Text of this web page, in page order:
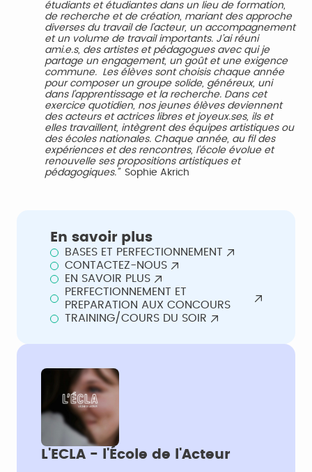
étudiants et étudiantes dans un lieu de formation,
de recherche et de création, mariant des approche
diverses du travail de l’acteur, un accompagnement
et un volume de travail importants. J’ai réuni
ami.e.s, des artistes et pédagogues avec qui je
partage un engagement, un goût et une exigence
commune. Les élèves sont choisis chaque année
pour composer un groupe solide, généreux, uni
dans l’apprentissage et la recherche. Dans cet
exercice quotidien, nos jeunes élèves deviennent
des acteurs et actrices libres et joyeux.ses, ils et
elles travaillent, intègrent des équipes artistiques ou
des écoles nationales. Chaque année, au fil des
expériences et des rencontres, l’école évolue et
renouvelle ses propositions artistiques et
pédagogiques.” Sophie Akrich
En savoir plus
BASES ET PERFECTIONNEMENT
CONTACTEZ-NOUS
EN SAVOIR PLUS
PERFECTIONNEMENT ET
PREPARATION AUX CONCOURS
TRAINING/COURS DU SOIR
L'ECLA - l'École de l'Acteur